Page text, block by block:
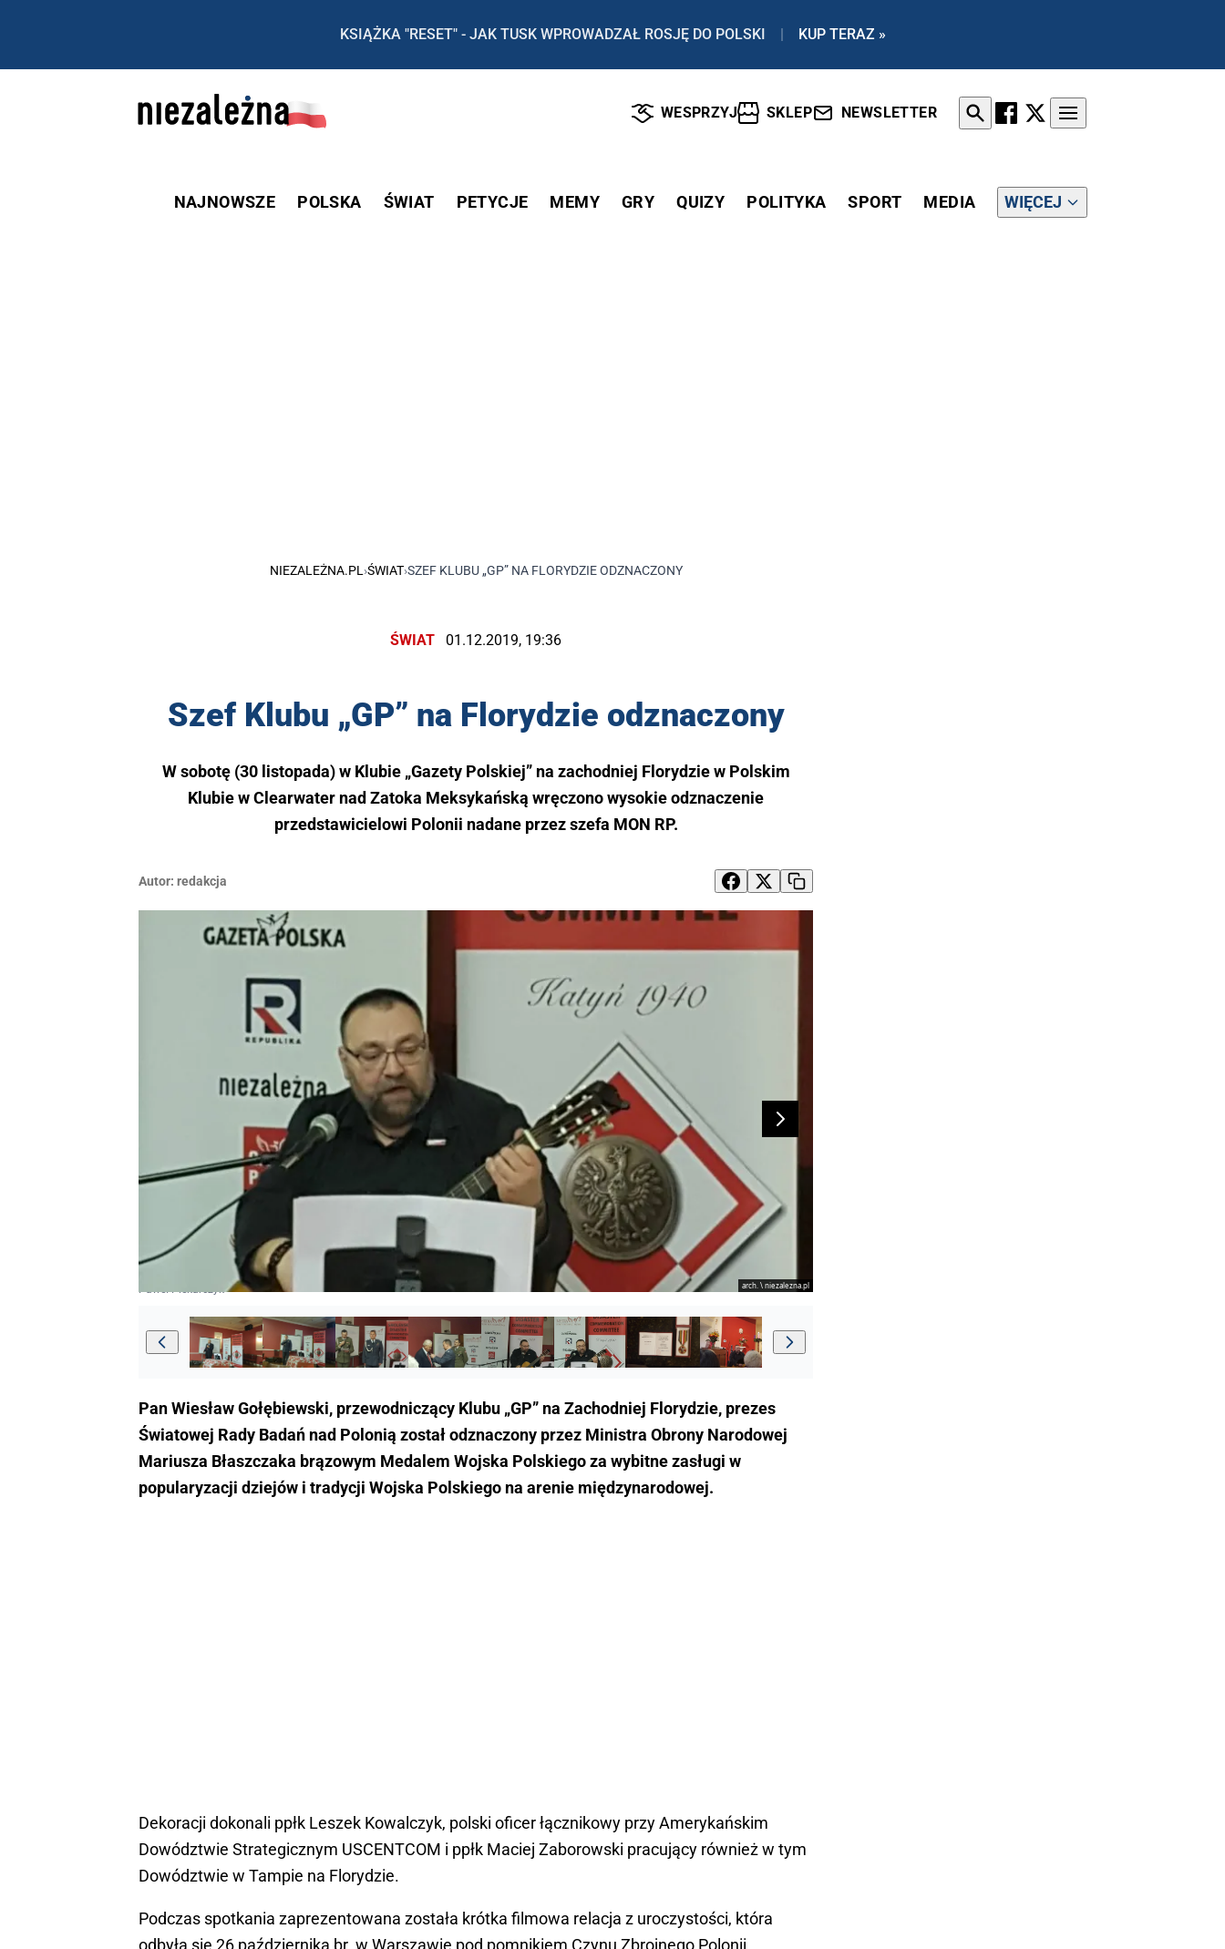
KSIĄŻKA "RESET" - JAK TUSK WPROWADZAŁ ROSJĘ DO POLSKI | KUP TERAZ »
WESPRZYJ SKLEP NEWSLETTER
NAJNOWSZE POLSKA ŚWIAT PETYCJE MEMY GRY QUIZY POLITYKA SPORT MEDIA WIĘCEJ
NIEZALEŻNA.PL ›ŚWIAT›SZEF KLUBU „GP” NA FLORYDZIE ODZNACZONY
ŚWIAT 01.12.2019, 19:36
Szef Klubu „GP” na Florydzie odznaczony
W sobotę (30 listopada) w Klubie „Gazety Polskiej” na zachodniej Florydzie w Polskim
Klubie w Clearwater nad Zatoka Meksykańską wręczono wysokie odznaczenie
przedstawicielowi Polonii nadane przez szefa MON RP.
Autor: redakcja
arch. \ niezalezna.pl
Paweł Piekarczyk
Pan Wiesław Gołębiewski, przewodniczący Klubu „GP” na Zachodniej Florydzie, prezes
Światowej Rady Badań nad Polonią został odznaczony przez Ministra Obrony Narodowej
Mariusza Błaszczaka brązowym Medalem Wojska Polskiego za wybitne zasługi w
popularyzacji dziejów i tradycji Wojska Polskiego na arenie międzynarodowej.
Dekoracji dokonali ppłk Leszek Kowalczyk, polski oficer łącznikowy przy Amerykańskim
Dowództwie Strategicznym USCENTCOM i ppłk Maciej Zaborowski pracujący również w tym
Dowództwie w Tampie na Florydzie.
Podczas spotkania zaprezentowana została krótka filmowa relacja z uroczystości, która
odbyła się 26 października br. w Warszawie pod pomnikiem Czynu Zbrojnego Polonii